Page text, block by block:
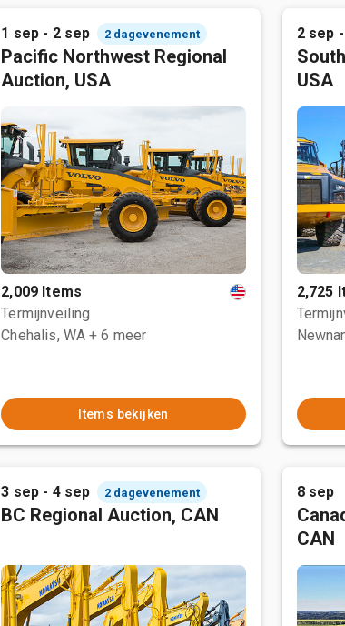
1 sep - 2 sep 2 dagevenement
Pacific Northwest Regional
Auction, USA
2,009 Items
Termijnveiling
Chehalis, WA + 6 meer
Items bekijken
2 sep
USA
2,725
3 sep - 4 sep 2 dagevenement
BC Regional Auction, CAN
8 sep
CAN